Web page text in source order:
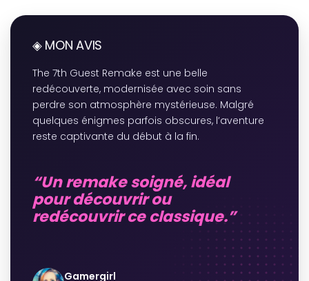
◈ MON AVIS
The 7th Guest Remake est une belle
redécouverte, modernisée avec soin sans
perdre son atmosphère mystérieuse. Malgré
quelques énigmes parfois obscures, l’aventure
reste captivante du début à la fin.
“Un remake soigné, idéal
pour découvrir ou
redécouvrir ce classique.”
Gamergirl